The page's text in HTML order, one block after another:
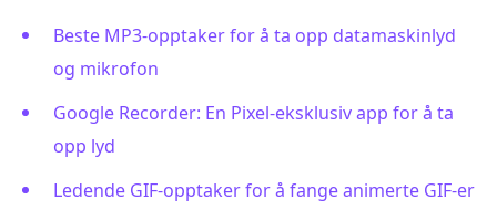
Beste MP3-opptaker for å ta opp datamaskinlyd
og mikrofon
Google Recorder: En Pixel-eksklusiv app for å ta
opp lyd
Ledende GIF-opptaker for å fange animerte GIF-er